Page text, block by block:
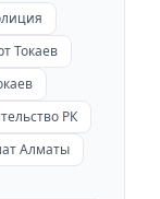
Токаев
РК
Алматы